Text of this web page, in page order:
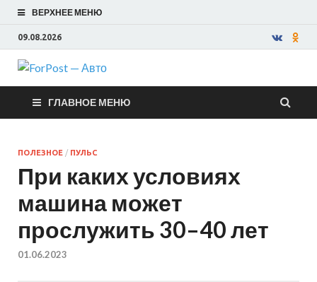
ВЕРХНЕЕ МЕНЮ
09.08.2026
ForPost —
Авто
ГЛАВНОЕ МЕНЮ
ПОЛЕЗНОЕ / ПУЛЬС
При каких условиях
машина может
прослужить 30–40 лет
01.06.2023